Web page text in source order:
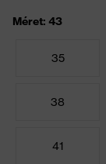
Méret: 43
35
38
41